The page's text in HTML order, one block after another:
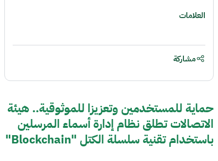
حماية للمستخدمين وتعزيزا للموثوقية.. هيئة
الاتصالات تطلق نظام إدارة أسماء المرسلين
باستخدام تقنية سلسلة الكتل "Blockchain"
العلامات
مشاركة